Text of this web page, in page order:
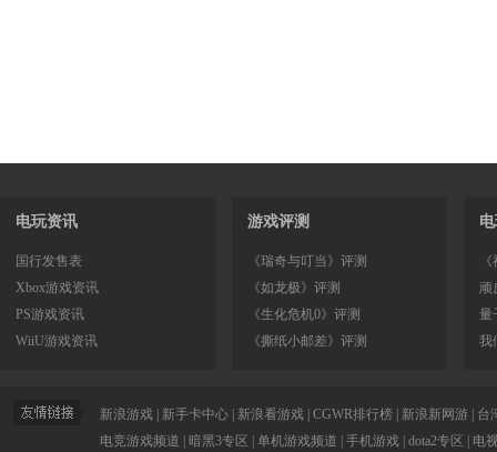
电玩资讯
国行发售表
Xbox游戏资讯
PS游戏资讯
WiiU游戏资讯
游戏评测
《瑞奇与叮当》评测
《如龙极》评测
《生化危机0》评测
《撕纸小邮差》评测
顽
量
我
新浪游戏 新手卡中心 新浪看游戏 CGWR排行榜 新浪新网游
台
电竞游戏频道
暗黑3专区 单机游戏频道 手机游戏 dota2专区 电